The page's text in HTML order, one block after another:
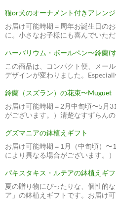
猫or犬のオーナメント付きアレンジ
お届け可能時期＝周年お誕生日の
に。小さなお子様にも喜んでいた
ハーバリウム・ボールペン〜鈴蘭(
この商品は、コンパクト便、メー
デザインが変わりました。
鈴蘭（スズラン）の花束〜Muguet
お届け可能時期＝2月中旬頃〜5月
がございます。）清楚なすずらん
グズマニアの鉢植えギフト
お届け可能時期＝1月（中旬頃）
により異なる場合がございます。
パキスタキス・ルテアの鉢植えギフ
夏の贈り物にぴったりな、個性的
ア」の鉢植えギフトです。お届け